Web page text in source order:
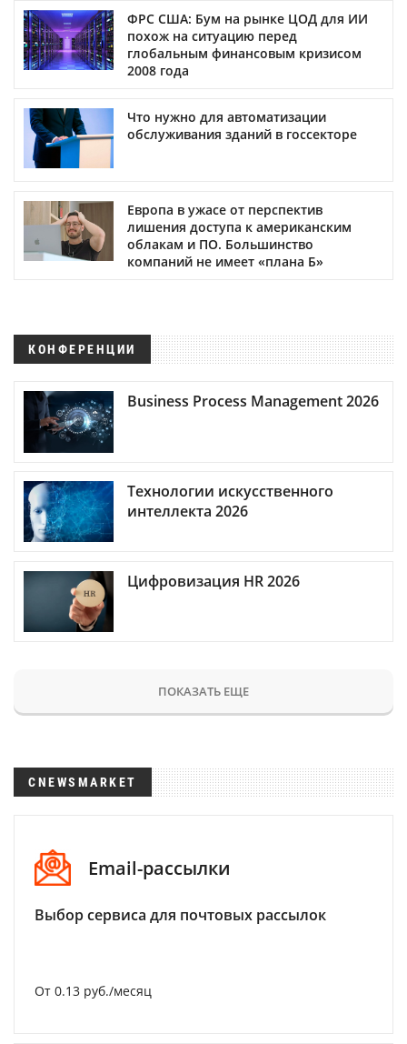
ФРС США: Бум на рынке ЦОД для ИИ
похож на ситуацию перед
глобальным финансовым кризисом
2008 года
Что нужно для автоматизации
обслуживания зданий в госсекторе
Европа в ужасе от перспектив
лишения доступа к американским
облакам и ПО. Большинство
компаний не имеет «плана Б»
КОНФЕРЕНЦИИ
Business Process Management 2026
Технологии искусственного
интеллекта 2026
Цифровизация HR 2026
ПОКАЗАТЬ ЕЩЕ
CNEWSMARKET
Email-рассылки
Выбор сервиса для почтовых рассылок
От 0.13 руб./месяц